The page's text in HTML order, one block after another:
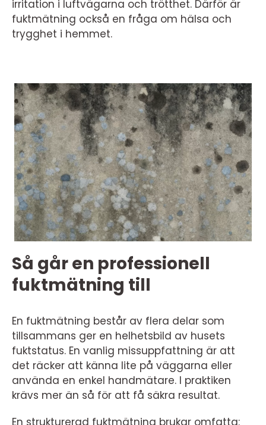
irritation i luftvägarna och trötthet. Därför är
fuktmätning också en fråga om hälsa och
trygghet i hemmet.
Så går en professionell
fuktmätning till
En fuktmätning består av flera delar som
tillsammans ger en helhetsbild av husets
fuktstatus. En vanlig missuppfattning är att
det räcker att känna lite på väggarna eller
använda en enkel handmätare. I praktiken
krävs mer än så för att få säkra resultat.